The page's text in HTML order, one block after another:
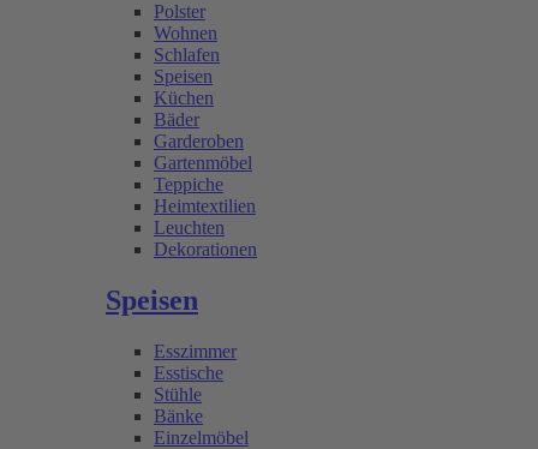
Polster
Wohnen
Schlafen
Speisen
Küchen
Bäder
Garderoben
Gartenmöbel
Teppiche
Heimtextilien
Leuchten
Dekorationen
Speisen
Esszimmer
Esstische
Stühle
Bänke
Einzelmöbel